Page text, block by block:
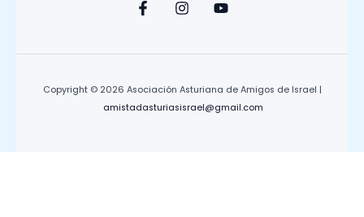
Copyright © 2026 Asociación Asturiana de Amigos de Israel |
amistadasturiasisrael@gmail.com